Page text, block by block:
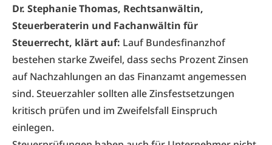
Dr. Stephanie Thomas, Rechtsanwältin,
Steuerberaterin und Fachanwältin für
Steuerrecht, klärt auf: Lauf Bundesfinanzhof
bestehen starke Zweifel, dass sechs Prozent Zinsen
auf Nachzahlungen an das Finanzamt angemessen
sind. Steuerzahler sollten alle Zinsfestsetzungen
kritisch prüfen und im Zweifelsfall Einspruch
einlegen.